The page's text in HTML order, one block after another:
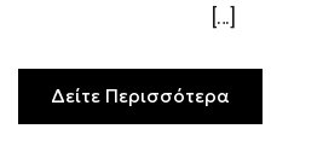
[…]
Δείτε Περισσότερα